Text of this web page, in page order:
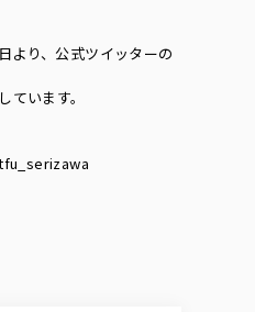
より、公式ツイッターの
います。